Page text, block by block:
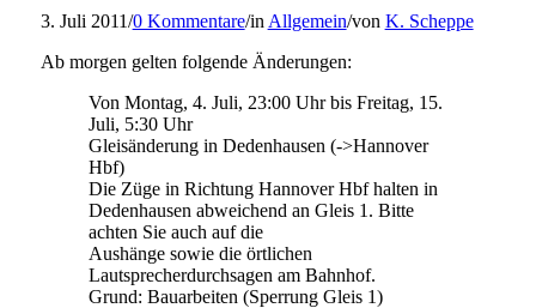
3. Juli 2011/0 Kommentare/in Allgemein/von K. Scheppe
Ab morgen gelten folgende Änderungen:
Von Montag, 4. Juli, 23:00 Uhr bis Freitag, 15.
Juli, 5:30 Uhr
Gleisänderung in Dedenhausen (->Hannover
Hbf)
Die Züge in Richtung Hannover Hbf halten in
Dedenhausen abweichend an Gleis 1. Bitte
achten Sie auch auf die
Aushänge sowie die örtlichen
Lautsprecherdurchsagen am Bahnhof.
Grund: Bauarbeiten (Sperrung Gleis 1)